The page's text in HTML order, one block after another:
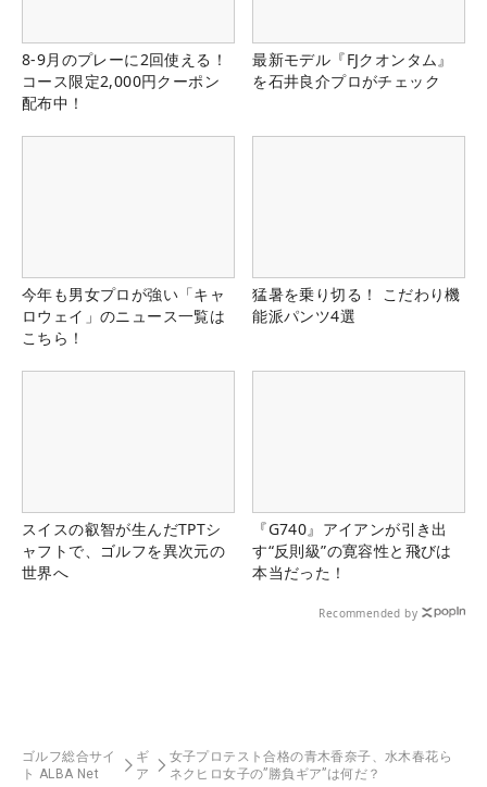
8-9月のプレーに2回使える！
コース限定2,000円クーポン
配布中！
最新モデル『FJクオンタム』
を石井良介プロがチェック
今年も男女プロが強い「キャ
ロウェイ」のニュース一覧は
こちら！
猛暑を乗り切る！ こだわり機
能派パンツ4選
スイスの叡智が生んだTPTシ
ャフトで、ゴルフを異次元の
世界へ
『G740』アイアンが引き出
す“反則級”の寛容性と飛びは
本当だった！
Recommended by
ゴルフ総合サイ
ト ALBA Net
ギ
ア
女子プロテスト合格の青木香奈子、水木春花ら
ネクヒロ女子の”勝負ギア”は何だ？